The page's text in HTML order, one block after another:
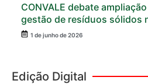
CONVALE debate
gestão de resíduos sólidos
1 de junho de 2026
Edição Digital